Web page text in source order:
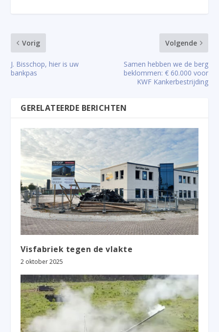
Vorig
J. Bisschop, hier is uw
bankpas
Volgende
Samen hebben we de berg
beklommen: € 60.000 voor
KWF Kankerbestrijding
GERELATEERDE BERICHTEN
Visfabriek tegen de vlakte
2 oktober 2025